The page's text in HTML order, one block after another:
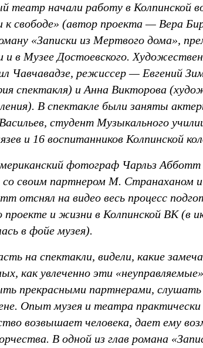
театр начали работу в Колпинской
к свободе» (автор проекта — Вера
«Записки из Мертвого дома»,
и в Музее Достоевского.
Чавча­вадзе, режиссер — Евгений
спектакля) и Анна Викторова
В спектакле были заняты
студент Музыкального
и 16 воспитанников Колпинской
фотограф Чарльз
со своим партнером М. Странаханом
на видео весь процесс
и жизни в Колпинской ВК (в
в фойе музея).
на спектакли, видели, какие
как увлеченно эти
прекрасными партнерами, слушать
Опыт музея и театра практически
возвышает человека, дает ему
В одной из глав романа